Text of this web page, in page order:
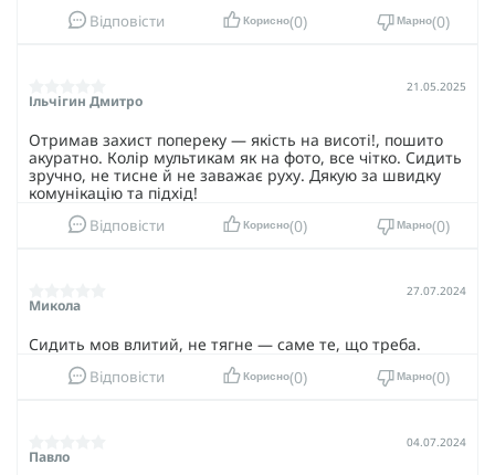
Відповісти Корисно 0 Марно 0
Ільчігин Дмитро
21.05.2025
Отримав захист попереку — якість на висоті!, пошито
акуратно. Колір мультикам як на фото, все чітко. Сидить
зручно, не тисне й не заважає руху. Дякую за швидку
комунікацію та підхід!
Відповісти Корисно 0 Марно 0
Микола
27.07.2024
Сидить мов влитий, не тягне — саме те, що треба.
Відповісти Корисно 0 Марно 0
Павло
04.07.2024